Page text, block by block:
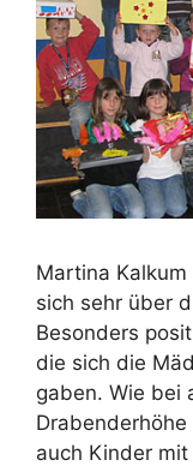
Martina
sich sehr über
Besonders
die sich die
gaben. Wie bei
auch Kinder